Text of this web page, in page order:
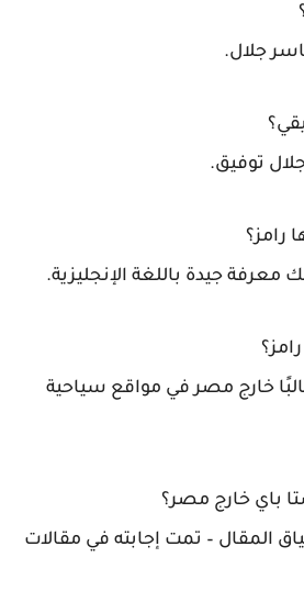
جلال.
توفيق.
رامز؟
معرفة جيدة باللغة الإنجليزية.
خارج مصر في مواقع سياحية
باي خارج مصر؟
المقال – تمت إجابته في مقالات